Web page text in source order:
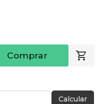
Comprar
Calcular